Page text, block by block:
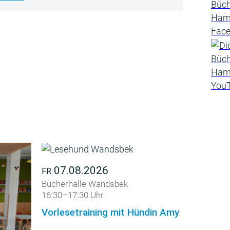
FR 07.08.2026
Bücherhalle Wandsbek
16:30–17:30 Uhr
Vorlesetraining mit Hündin Amy